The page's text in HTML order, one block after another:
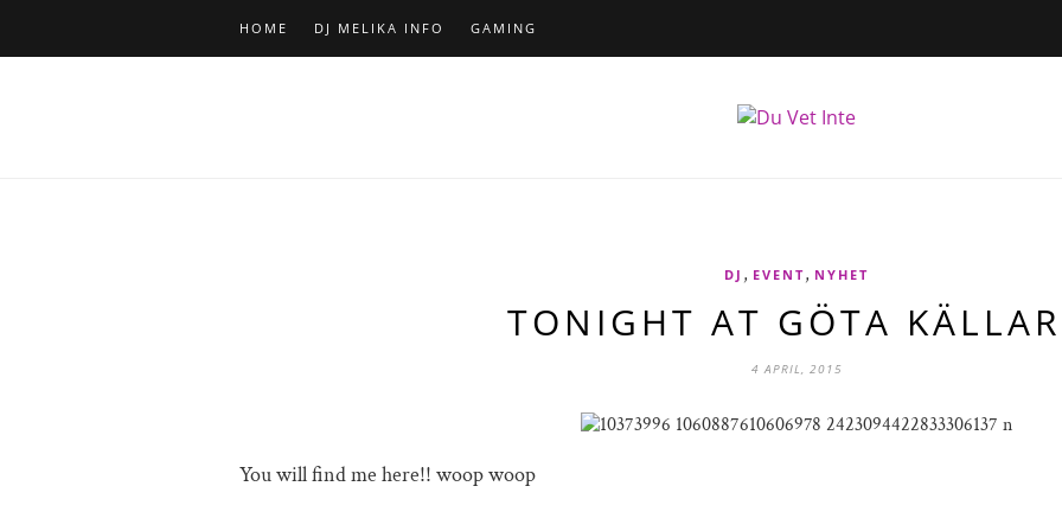
HOME DJ MELIKA INFO GAMING
DJ , EVENT, NYHET
TONIGHT AT GÖTA
4 APRIL, 2015
You will find me here!! woop woop